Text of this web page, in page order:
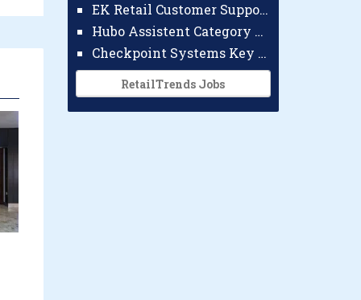
EK Retail Customer Support Omnichannel
Hubo Assistent Category Manager
Checkpoint Systems Key Accountmanager Benelux
RetailTrends Jobs